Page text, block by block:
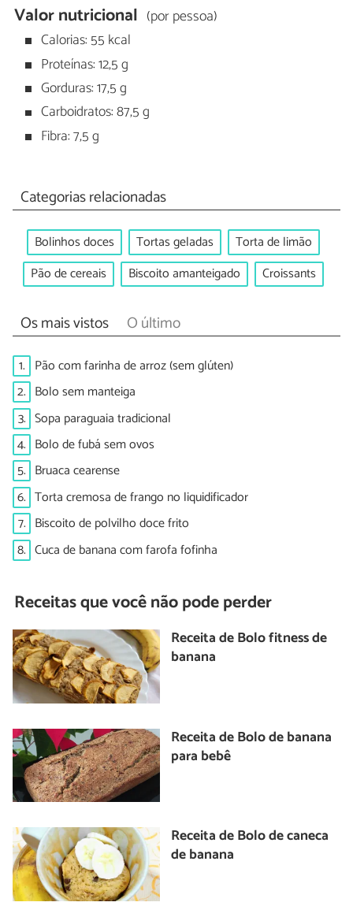
Valor nutricional (por pessoa)
Calorias: 55 kcal
Proteínas: 12,5 g
Gorduras: 17,5 g
Carboidratos: 87,5 g
Fibra: 7,5 g
Categorias relacionadas
Bolinhos doces Tortas geladas
Torta de limão
Pão de cereais
Biscoito amanteigado Croissants
Os mais vistos O último
1. Pão com farinha de arroz (sem glúten)
2. Bolo sem manteiga
3. Sopa paraguaia tradicional
4. Bolo de fubá sem ovos
5. Bruaca cearense
6. Torta cremosa de frango no liquidificador
7. Biscoito de polvilho doce frito
8. Cuca de banana com farofa fofinha
Receitas que você não pode perder
Receita de Bolo fitness de
banana
Receita de Bolo de banana
para bebê
Receita de Bolo de caneca
de banana